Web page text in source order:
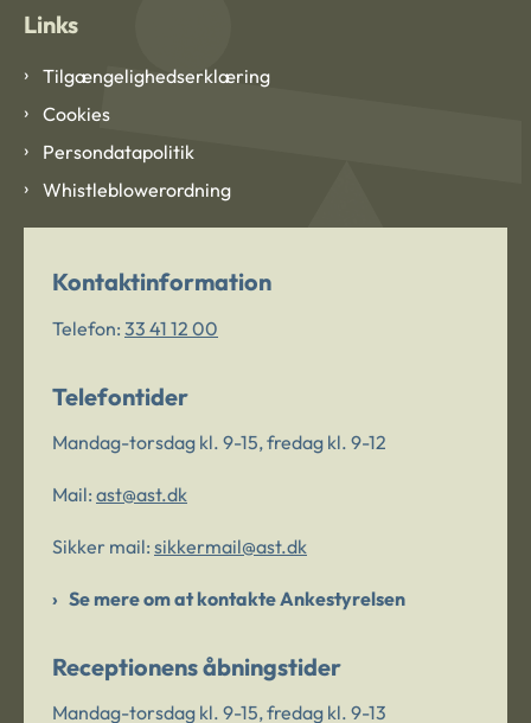
Links
Tilgængelighedserklæring
Cookies
Persondatapolitik
Whistleblowerordning
Kontaktinformation
Telefon: 33 41 12 00
Telefontider
Mandag-torsdag kl. 9-15, fredag kl. 9-12
Mail: ast@ast.dk
Sikker mail: sikkermail@ast.dk
Se mere om at kontakte Ankestyrelsen
Receptionens åbningstider
Mandag-torsdag kl. 9-15, fredag kl. 9-13